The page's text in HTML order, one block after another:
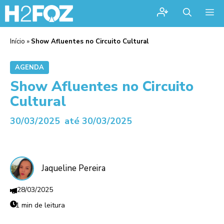
Início » Show Afluentes no Circuito Cultural
AGENDA
Show Afluentes no Circuito
Cultural
30/03/2025 até 30/03/2025
Jaqueline Pereira
28/03/2025
1 min de leitura